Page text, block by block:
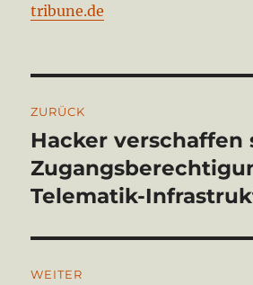
tribune.de
ZURÜCK
Vorheriger
Beitrag:
Hacker verschaffen
Telematik-
WEITER